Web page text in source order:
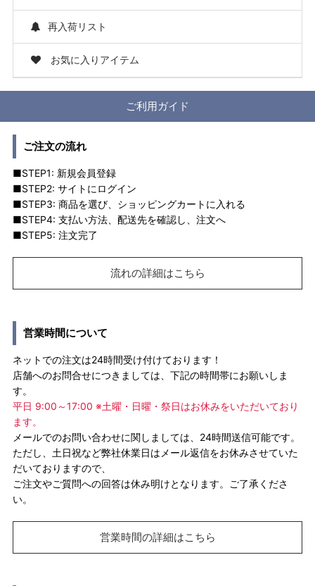
再入荷リスト
お気に入りアイテム
ご利用ガイド
ご注文の流れ
■STEP1: 新規会員登録
■STEP2: サイトにログイン
■STEP3: 商品を選び、ショッピングカートに入れる
■STEP4: 支払い方法、配送先を確認し、注文へ
■STEP5: 注文完了
流れの詳細はこちら
営業時間について
ネットでの注文は24時間受け付けております！
店舗へのお問合せにつきましては、下記の時間帯にお願いしま
す。
平日 9:00～17:00 ※土曜・日曜・祭日はお休みをいただいており
ます。
メールでのお問い合わせに関しましては、24時間送信可能です。
ただし、土日祝など弊社休業日はメール返信をお休みさせていた
だいておりますので、
ご注文やご質問への回答は休み明けとなります。ご了承くださ
い。
営業時間の詳細はこちら